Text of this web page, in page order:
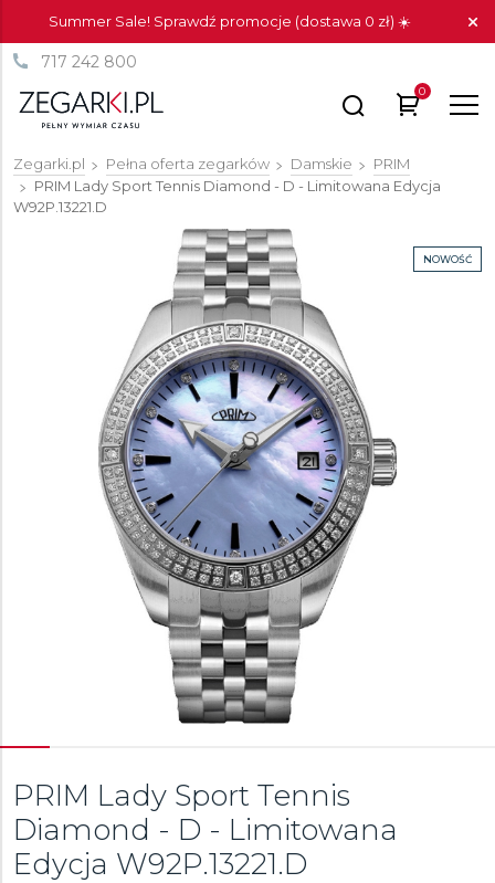
Summer Sale! Sprawdź promocje (dostawa 0 zł) ☀️
717 242 800
0
Zegarki.pl Pełna oferta zegarków Damskie
PRIM
PRIM Lady Sport Tennis Diamond - D - Limitowana Edycja
W92P.13221.D
NOWOŚĆ
PRIM Lady Sport Tennis
Diamond - D - Limitowana
Edycja W92P.13221.D